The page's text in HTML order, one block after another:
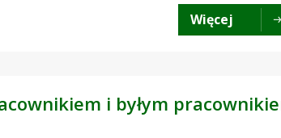
Więcej
i byłym